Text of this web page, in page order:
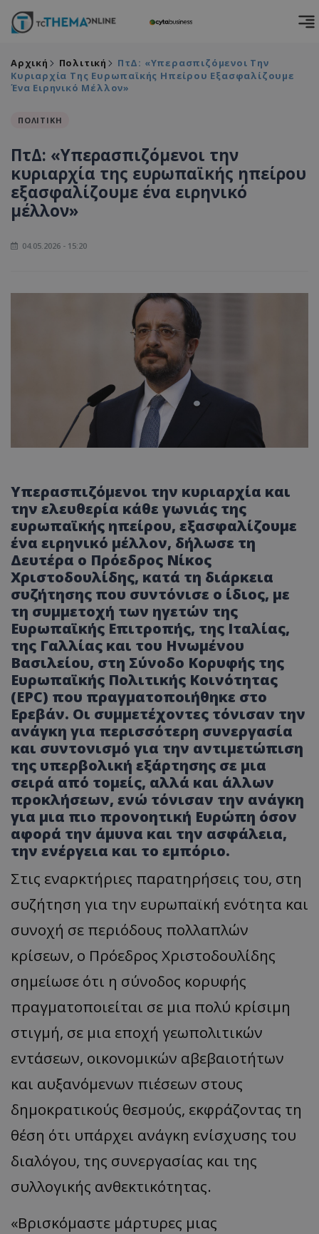
Αρχική Πολιτική
ΠτΔ: «Υπερασπιζόμενοι Την
Κυριαρχία Της Ευρωπαϊκής Ηπείρου Εξασφαλίζουμε
Ένα Ειρηνικό Μέλλον»
ΠΟΛΙΤΙΚΗ
ΠτΔ: «Υπερασπιζόμενοι την
κυριαρχία της ευρωπαϊκής ηπείρου
εξασφαλίζουμε ένα ειρηνικό
μέλλον»
04.05.2026 - 15:20
Υπερασπιζόμενοι την κυριαρχία και
την ελευθερία κάθε γωνιάς της
ευρωπαϊκής ηπείρου, εξασφαλίζουμε
ένα ειρηνικό μέλλον, δήλωσε τη
Δευτέρα ο Πρόεδρος Νίκος
Χριστοδουλίδης, κατά τη διάρκεια
συζήτησης που συντόνισε ο ίδιος, με
τη συμμετοχή των ηγετών της
Ευρωπαϊκής Επιτροπής, της Ιταλίας,
της Γαλλίας και του Ηνωμένου
Βασιλείου, στη Σύνοδο Κορυφής της
Ευρωπαϊκής Πολιτικής Κοινότητας
(EPC) που πραγματοποιήθηκε στο
Ερεβάν. Οι συμμετέχοντες τόνισαν την
ανάγκη για περισσότερη συνεργασία
και συντονισμό για την αντιμετώπιση
της υπερβολική εξάρτησης σε μια
σειρά από τομείς, αλλά και άλλων
προκλήσεων, ενώ τόνισαν την ανάγκη
για μια πιο προνοητική Ευρώπη όσον
αφορά την άμυνα και την ασφάλεια,
την ενέργεια και το εμπόριο.
Στις εναρκτήριες παρατηρήσεις του, στη
συζήτηση για την ευρωπαϊκή ενότητα και
συνοχή σε περιόδους πολλαπλών
κρίσεων, ο Πρόεδρος Χριστοδουλίδης
σημείωσε ότι η σύνοδος κορυφής
πραγματοποιείται σε μια πολύ κρίσιμη
στιγμή, σε μια εποχή γεωπολιτικών
εντάσεων, οικονομικών αβεβαιοτήτων
και αυξανόμενων πιέσεων στους
δημοκρατικούς θεσμούς, εκφράζοντας τη
θέση ότι υπάρχει ανάγκη ενίσχυσης του
διαλόγου, της συνεργασίας και της
συλλογικής ανθεκτικότητας.
«Βρισκόμαστε μάρτυρες μιας